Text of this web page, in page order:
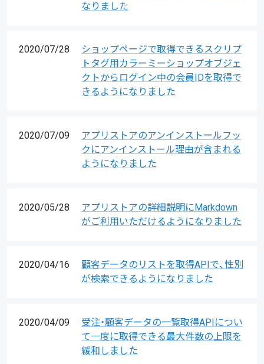
なりました
2020/07/28
ショップページで取得できるスクリプ
トタグ用カラーミーショップオブジェ
クトからログイン中の会員IDを取得で
きるようになりました
2020/07/09
アプリストアのアンインストールフッ
クにアンインストール理由が含まれる
ようになりました
2020/05/28
アプリストアの詳細説明にMarkdown
がご利用いただけるようになりました
2020/04/16
顧客データのリストを取得APIで、性別
が検索できるようになりました
2020/04/09
受注・顧客データの一覧取得APIについ
て一度に取得できる最大件数の上限を
緩和しました